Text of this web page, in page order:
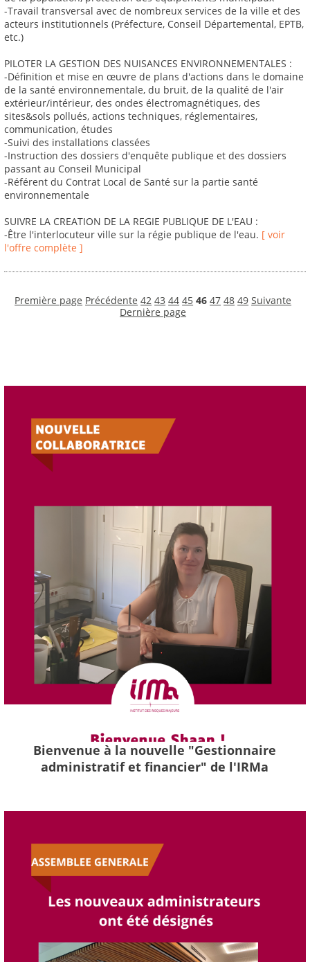
-Travail transversal avec de nombreux services de la ville et des
acteurs institutionnels (Préfecture, Conseil Départemental, EPTB,
etc.)
PILOTER LA GESTION DES NUISANCES ENVIRONNEMENTALES :
-Définition et mise en œuvre de plans d'actions dans le domaine
de la santé environnementale, du bruit, de la qualité de l'air
extérieur/intérieur, des ondes électromagnétiques, des
sites&sols pollués, actions techniques, réglementaires,
communication, études
-Suivi des installations classées
-Instruction des dossiers d'enquête publique et des dossiers
passant au Conseil Municipal
-Référent du Contrat Local de Santé sur la partie santé
environnementale
SUIVRE LA CREATION DE LA REGIE PUBLIQUE DE L'EAU :
-Être l'interlocuteur ville sur la régie publique de l'eau. [ voir
l'offre complète ]
Première page Précédente 42 43 44 45 46 47 48 49 Suivante
Dernière page
Bienvenue à la nouvelle "Gestionnaire
administratif et financier" de l'IRMa